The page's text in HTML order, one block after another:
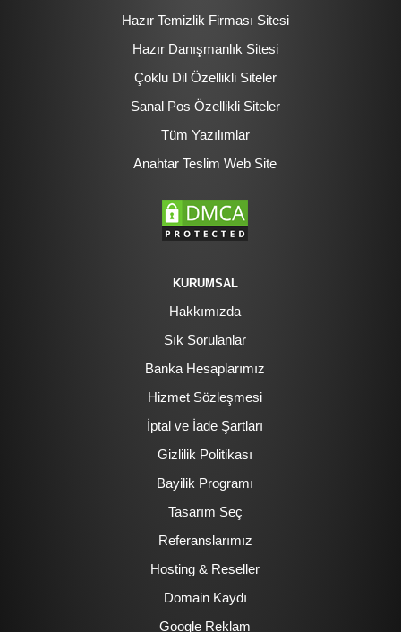
Hazır Temizlik Firması Sitesi
Hazır Danışmanlık Sitesi
Çoklu Dil Özellikli Siteler
Sanal Pos Özellikli Siteler
Tüm Yazılımlar
Anahtar Teslim Web Site
KURUMSAL
Hakkımızda
Sık Sorulanlar
Banka Hesaplarımız
Hizmet Sözleşmesi
İptal ve İade Şartları
Gizlilik Politikası
Bayilik Programı
Tasarım Seç
Referanslarımız
Hosting & Reseller
Domain Kaydı
Google Reklam